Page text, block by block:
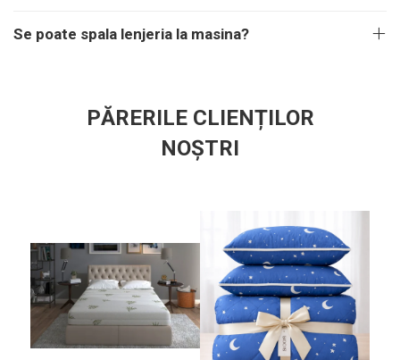
Se poate spala lenjeria la masina?
PĂRERILE CLIENȚILOR
NOȘTRI